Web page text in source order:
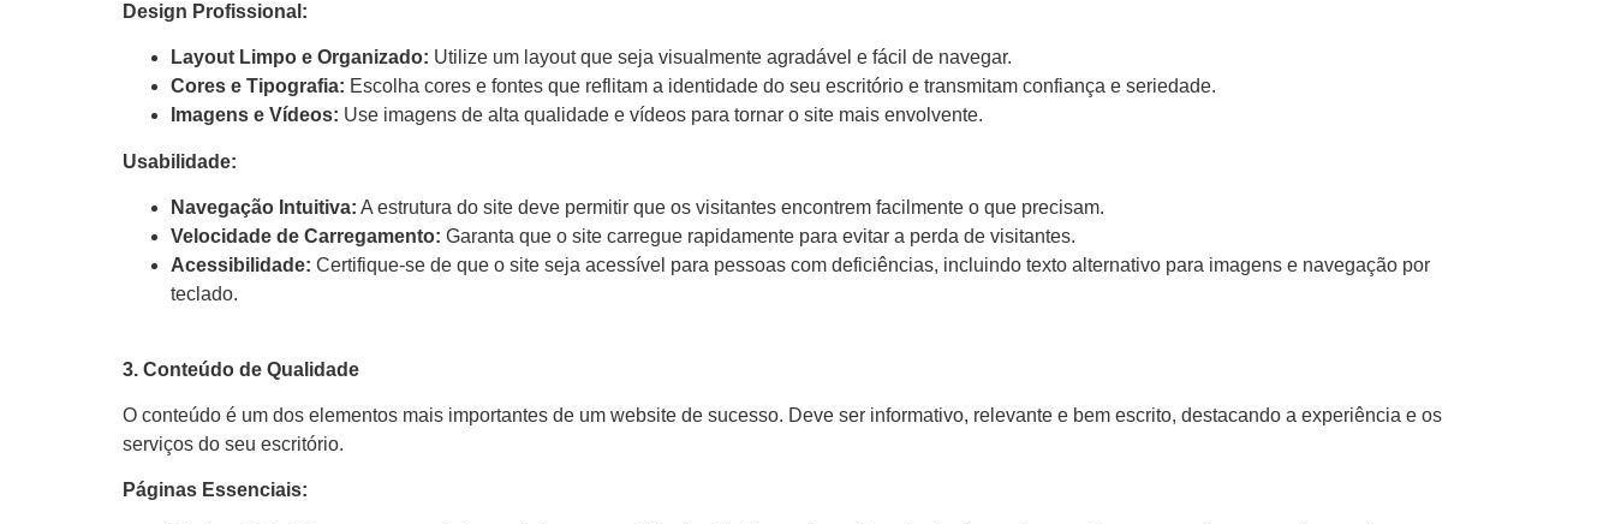
Design Profissional:
Layout Limpo e Organizado: Utilize um layout que seja visualmente agradável e fácil de navegar.
Cores e Tipografia: Escolha cores e fontes que reflitam a identidade do seu escritório e transmitam confiança e seriedade.
Imagens e Vídeos: Use imagens de alta qualidade e vídeos para tornar o site mais envolvente.
Usabilidade:
Navegação Intuitiva: A estrutura do site deve permitir que os visitantes encontrem facilmente o que precisam.
Velocidade de Carregamento: Garanta que o site carregue rapidamente para evitar a perda de visitantes.
Acessibilidade: Certifique-se de que o site seja acessível para pessoas com deficiências, incluindo texto alternativo para imagens e navegação por
teclado.
3. Conteúdo de Qualidade
O conteúdo é um dos elementos mais importantes de um website de sucesso. Deve ser informativo, relevante e bem escrito, destacando a experiência e os
serviços do seu escritório.
Páginas Essenciais: